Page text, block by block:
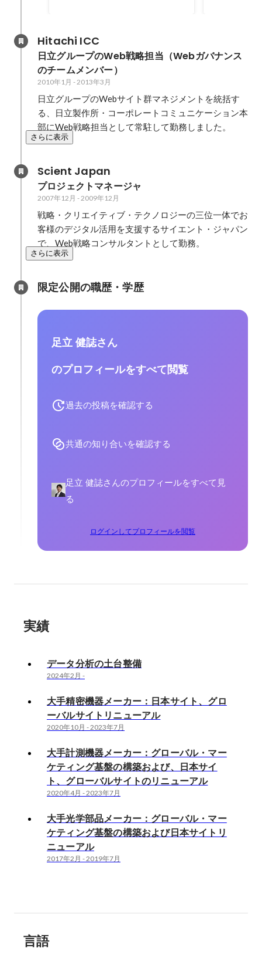
プレートとパーツ集はWCAG2.1
AA対応している。PMとしてWeb
サイトの設計・デザイン・実装な
どプロジェクト全体を推進。
てプロジェ
Hitachi ICC
日立グループのWeb戦略担当（Webガバナンス
のチームメンバー）
2010年1月 -2013年3月
日立グループのWebサイト群マネジメントを統括す
る、日立製作所・コーポレートコミュニケーション本
部にWeb戦略担当として常駐して勤務しました。
さらに表示
Scient Japan
プロジェクトマネージャ
2007年12月 -2009年12月
戦略・クリエイティブ・テクノロジーの三位一体でお
客様のデジタル活用を支援するサイエント・ジャパン
で、Web戦略コンサルタントとして勤務。
さらに表示
限定公開の職歴・学歴
足立 健誌さん
のプロフィールをすべて閲覧
過去の投稿を確認する
共通の知り合いを確認する
足立 健誌さんのプロフィールをすべて見
る
ログインしてプロフィールを閲覧
実績
データ分析の土台整備
2024年2月 -
大手精密機器メーカー：日本サイト、グロ
ーバルサイトリニューアル
2020年10月 -2023年7月
大手計測機器メーカー：グローバル・マー
ケティング基盤の構築および、日本サイ
ト、グローバルサイトのリニューアル
2020年4月 -2023年7月
大手光学部品メーカー：グローバル・マー
ケティング基盤の構築および日本サイトリ
ニューアル
2017年2月 -2019年7月
言語